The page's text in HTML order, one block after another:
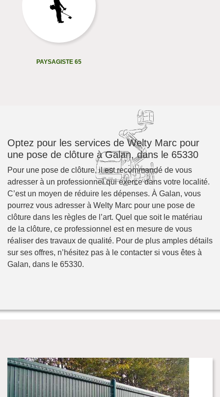
PAYSAGISTE 65
Optez pour les services de Welty Marc pour
une pose de clôture à Galan, dans le 65330
Pour une pose de clôture, il est recommandé de vous
adresser à un professionnel qui exerce dans votre localité.
C’est un moyen de réduire les dépenses. À Galan, vous
pourrez vous adresser à Welty Marc pour une pose de
clôture dans les règles de l’art. Quel que soit le matériau
de la clôture, ce professionnel est en mesure de vous
réaliser des travaux de qualité. Pour de plus amples détails
sur ses offres, n’hésitez pas à le contacter si vous êtes à
Galan, dans le 65330.